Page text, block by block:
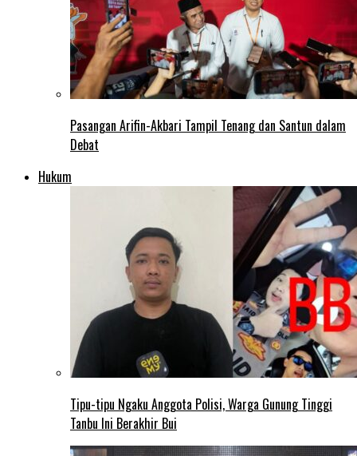
Pasangan Arifin-Akbari Tampil Tenang dan Santun dalam
Debat
Hukum
Tipu-tipu Ngaku Anggota Polisi, Warga Gunung Tinggi
Tanbu Ini Berakhir Bui